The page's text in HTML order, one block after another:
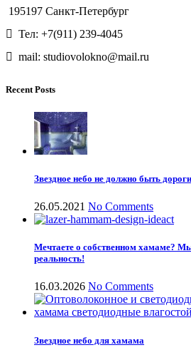
195197 Санкт-Петербург
Тел: +7(911) 239-4045
mail: studiovolokno@mail.ru
Recent Posts
Звездное небо не должно быть
26.05.2021 No Comments
Мечтаете о собственном хамаме?
реальность!
16.03.2026 No Comments
Звездное небо для хамама